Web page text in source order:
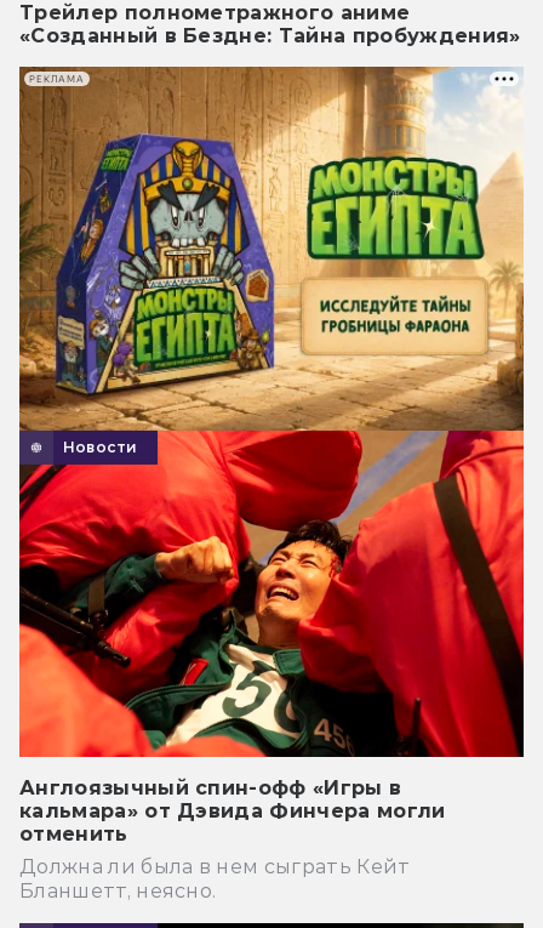
Трейлер полнометражного аниме
«Созданный в Бездне: Тайна пробуждения»
Новости
Англоязычный спин-офф «Игры в
кальмара» от Дэвида Финчера могли
отменить
Должна ли была в нем сыграть Кейт
Бланшетт, неясно.
РЕКЛАМА